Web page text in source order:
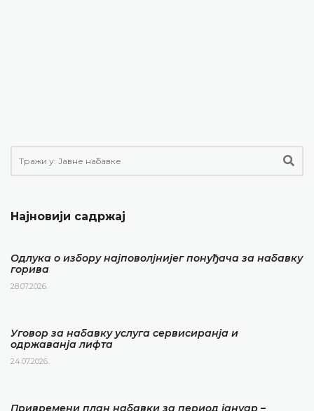
Најновији садржај
Одлука о избору најповолјнијег понуђача за набавку
горива
28.07.2026.
Уговор за набавку услуга сервисиранја и
одржаванја лифта
24.07.2026.
Привремени план набавки за период јануар –